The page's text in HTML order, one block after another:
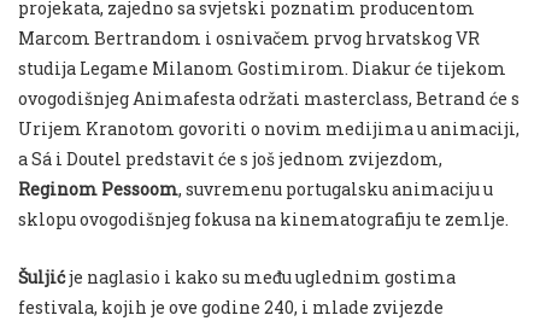
projekata, zajedno sa svjetski poznatim producentom
Marcom Bertrandom i osnivačem prvog hrvatskog VR
studija Legame Milanom Gostimirom. Diakur će tijekom
ovogodišnjeg Animafesta održati masterclass, Betrand će s
Urijem Kranotom govoriti o novim medijima u animaciji,
a Sá i Doutel predstavit će s još jednom zvijezdom,
Reginom Pessoom, suvremenu portugalsku animaciju u
sklopu ovogodišnjeg fokusa na kinematografiju te zemlje.
Šuljićje naglasio i kako su među uglednim gostima
festivala, kojih je ove godine 240, i mlade zvijezde